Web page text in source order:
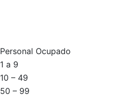
Personal Ocupado
1 a 9
10 – 49
50 – 99